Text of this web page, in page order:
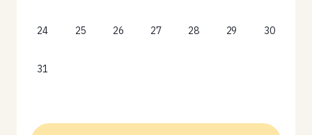
24 25 26 27 28 29 30
31